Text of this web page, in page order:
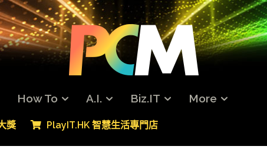
How To A.I. Biz.IT More
獎 PlayIT.HK 智慧生活專門店